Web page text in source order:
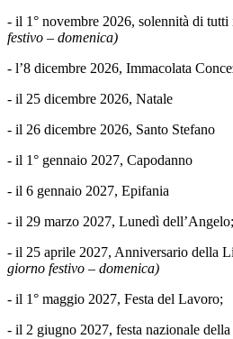
- il 1° novembre 2026, solennità di tutti
festivo – domenica)
- l’8 dicembre 2026, Immacolata
- il 25 dicembre 2026, Natale
- il 26 dicembre 2026, Santo Stefano
- il 1° gennaio 2027, Capodanno
- il 6 gennaio 2027, Epifania
- il 29 marzo 2027, Lunedì dell’Angelo;
- il 25 aprile 2027, Anniversario della
giorno festivo – domenica)
- il 1° maggio 2027, Festa del Lavoro;
- il 2 giugno 2027, festa nazionale